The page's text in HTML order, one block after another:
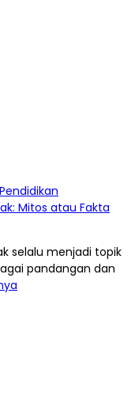
Pendidikan
Mitos atau Fakta
selalu menjadi topik
pandangan dan